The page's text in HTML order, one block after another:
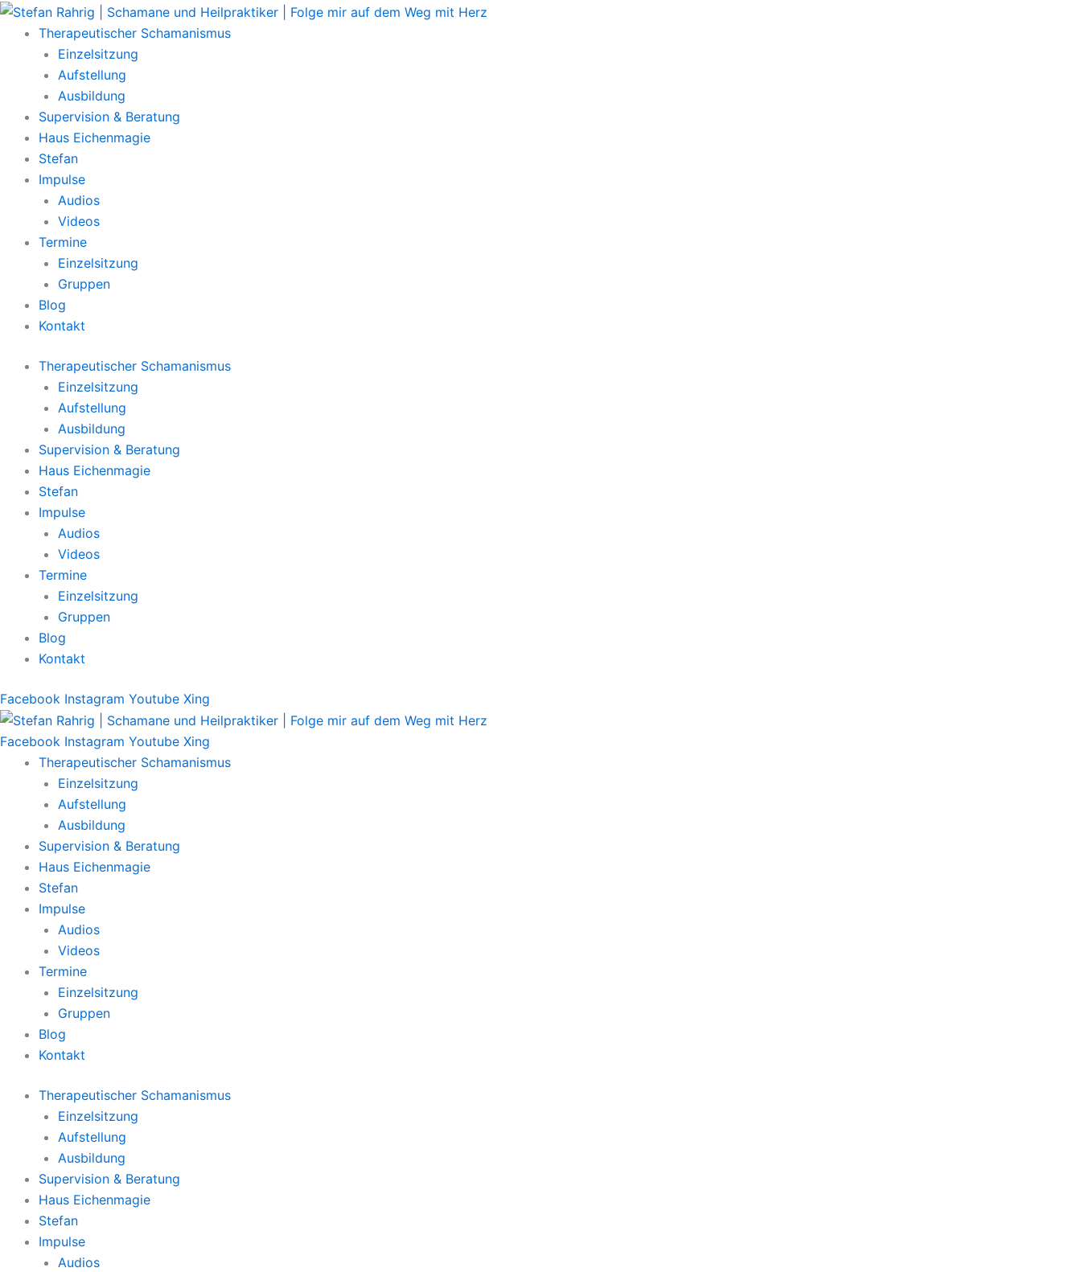
Zum
Inhalt
springen
Therapeutischer Schamanismus
Einzelsitzung
Aufstellung
Ausbildung
Supervision & Beratung
Haus Eichenmagie
Stefan
Impulse
Audios
Videos
Termine
Einzelsitzung
Gruppen
Blog
Kontakt
Therapeutischer Schamanismus
Einzelsitzung
Aufstellung
Ausbildung
Supervision & Beratung
Haus Eichenmagie
Stefan
Impulse
Audios
Videos
Termine
Einzelsitzung
Gruppen
Blog
Kontakt
Facebook Instagram Youtube Xing
Facebook Instagram Youtube Xing
Therapeutischer Schamanismus
Einzelsitzung
Aufstellung
Ausbildung
Supervision & Beratung
Haus Eichenmagie
Stefan
Impulse
Audios
Videos
Termine
Einzelsitzung
Gruppen
Blog
Kontakt
Therapeutischer Schamanismus
Einzelsitzung
Aufstellung
Ausbildung
Supervision & Beratung
Haus Eichenmagie
Stefan
Impulse
Audios
Main
Menu